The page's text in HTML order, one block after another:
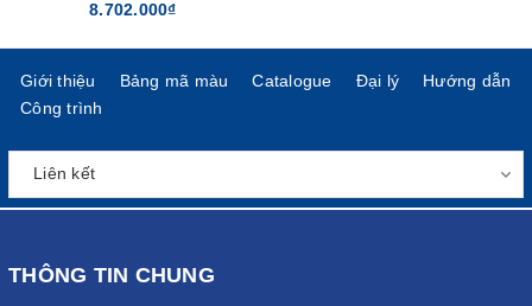
8.702.000₫
Giới thiệu Bảng mã màu Catalogue Đại lý
Hướng dẫn
Công trình
THÔNG TIN CHUNG